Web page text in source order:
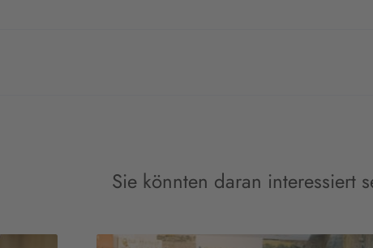
Sie könnten daran interessiert